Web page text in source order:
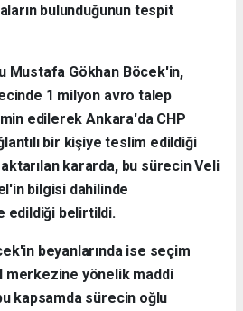
bulunduğunun tespit
Mustafa Gökhan Böcek'in,
1 milyon avro talep
edilerek Ankara'da CHP
bir kişiye teslim edildiği
aktarılan kararda, bu sürecin Veli
bilgisi dahilinde
edildiği belirtildi.
beyanlarında ise seçim
yönelik maddi
kapsamda sürecin oğlu